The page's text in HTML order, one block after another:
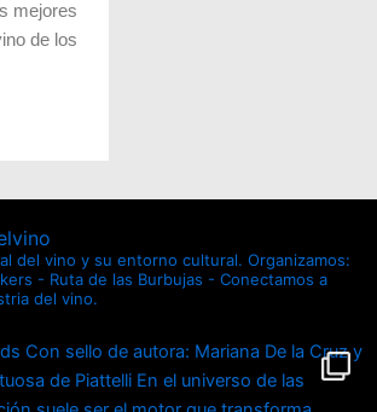
mejores
de los
del vino y su entorno cultural. Organizamos:
- Ruta de las Burbujas - Conectamos a
del vino.